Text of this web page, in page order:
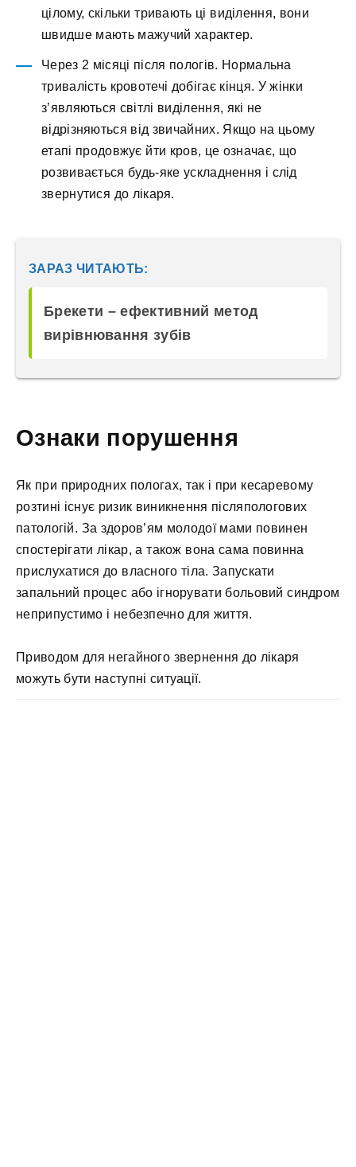
цілому, скільки тривають ці виділення, вони
швидше мають мажучий характер.
Через 2 місяці після пологів. Нормальна
тривалість кровотечі добігає кінця. У жінки
з’являються світлі виділення, які не
відрізняються від звичайних. Якщо на цьому
етапі продовжує йти кров, це означає, що
розвивається будь-яке ускладнення і слід
звернутися до лікаря.
ЗАРАЗ ЧИТАЮТЬ:
Брекети – ефективний метод
вирівнювання зубів
Ознаки порушення
Як при природних пологах, так і при кесаревому
розтині існує ризик виникнення післяпологових
патологій. За здоров’ям молодої мами повинен
спостерігати лікар, а також вона сама повинна
прислухатися до власного тіла. Запускати
запальний процес або ігнорувати больовий синдром
неприпустимо і небезпечно для життя.
Приводом для негайного звернення до лікаря
можуть бути наступні ситуації.